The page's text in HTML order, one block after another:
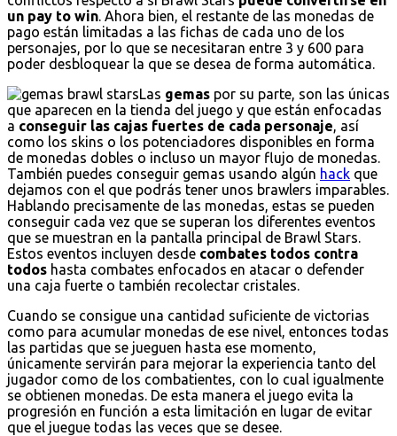
un pay to win . Ahora bien, el restante de las monedas de
pago están limitadas a las fichas de cada uno de los
personajes, por lo que se necesitaran entre 3 y 600 para
poder desbloquear la que se desea de forma automática.
Las gemas por su parte, son las únicas
que aparecen en la tienda del juego y que están enfocadas
a conseguir las cajas fuertes de cada personaje , así
como los skins o los potenciadores disponibles en forma
de monedas dobles o incluso un mayor flujo de monedas.
También puedes conseguir gemas usando algún hack que
dejamos con el que podrás tener unos brawlers imparables.
Hablando precisamente de las monedas, estas se pueden
conseguir cada vez que se superan los diferentes eventos
que se muestran en la pantalla principal de Brawl Stars.
Estos eventos incluyen desde combates todos contra
todos hasta combates enfocados en atacar o defender
una caja fuerte o también recolectar cristales.
Cuando se consigue una cantidad suficiente de victorias
como para acumular monedas de ese nivel, entonces todas
las partidas que se jueguen hasta ese momento,
únicamente servirán para mejorar la experiencia tanto del
jugador como de los combatientes, con lo cual igualmente
se obtienen monedas. De esta manera el juego evita la
progresión en función a esta limitación en lugar de evitar
que el juegue todas las veces que se desee.